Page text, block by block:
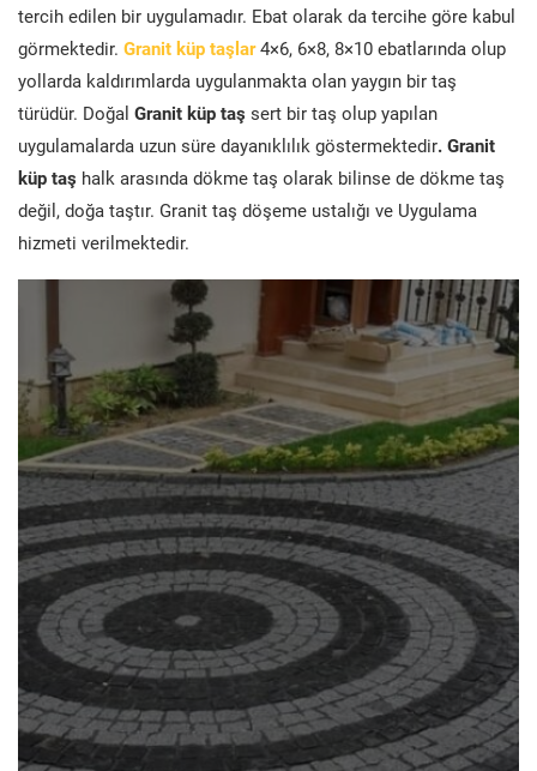
tercih edilen bir uygulamadır. Ebat olarak da tercihe göre kabul
görmektedir. Granit küp taşlar 4×6, 6×8, 8×10 ebatlarında olup
yollarda kaldırımlarda uygulanmakta olan yaygın bir taş
türüdür. Doğal Granit küp taş sert bir taş olup yapılan
uygulamalarda uzun süre dayanıklılık göstermektedir. Granit
küp taş halk arasında dökme taş olarak bilinse de dökme taş
değil, doğa taştır. Granit taş döşeme ustalığı ve Uygulama
hizmeti verilmektedir.